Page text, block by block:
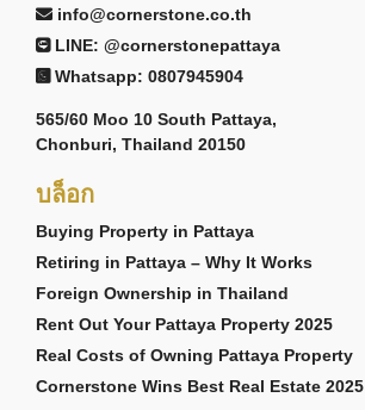
info@cornerstone.co.th
LINE: @cornerstonepattaya
Whatsapp: 0807945904
565/60 Moo 10 South Pattaya,
Chonburi, Thailand 20150
บล็อก
Buying Property in Pattaya
Retiring in Pattaya – Why It Works
Foreign Ownership in Thailand
Rent Out Your Pattaya Property 2025
Real Costs of Owning Pattaya Property
Cornerstone Wins Best Real Estate 2025